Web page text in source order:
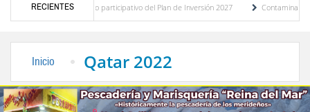
RECIENTES
presupuesto participativo del Plan de Inversión 2027
Contaminación y
Inicio Qatar 2022